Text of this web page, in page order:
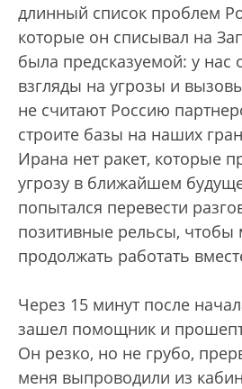
длинный список проблем
которые он списывал на
была предсказуемой: у нас
взгляды на угрозы и
не считают Россию
строите базы на наших
Ирана нет ракет, которые
угрозу в ближайшем
попытался перевести
позитивные рельсы,
продолжать работать
Через 15 минут после
зашел помощник и
Он резко, но не грубо,
меня выпроводили из